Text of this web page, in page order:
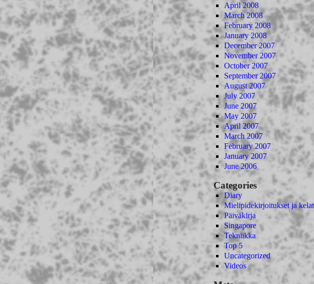
April 2008
March 2008
February 2008
January 2008
December 2007
November 2007
October 2007
September 2007
August 2007
July 2007
June 2007
May 2007
April 2007
March 2007
February 2007
January 2007
June 2006
Categories
Diary
Mielipidekirjoitukset ja kelat
Päiväkirja
Singapore
Tekniikka
Top 5
Uncategorized
Videos